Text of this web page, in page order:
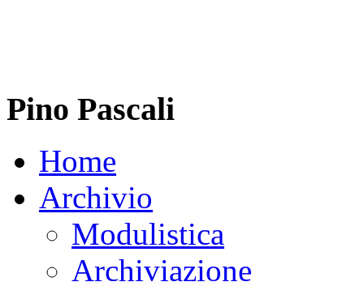
Pino Pascali
Home
Archivio
Modulistica
Archiviazione